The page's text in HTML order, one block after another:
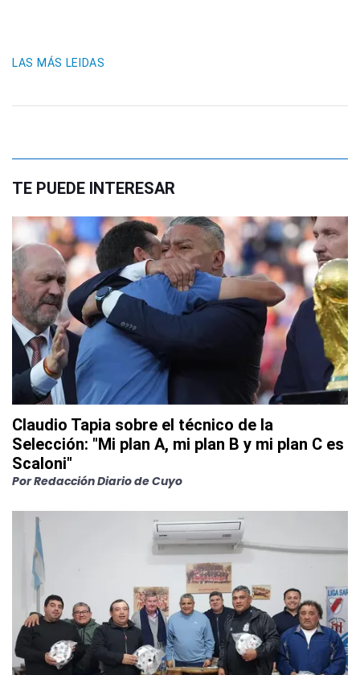
LAS MÁS LEIDAS
TE PUEDE INTERESAR
Claudio Tapia sobre el técnico de la
Selección: "Mi plan A, mi plan B y mi plan C es
Scaloni"
PorRedacción Diario de Cuyo